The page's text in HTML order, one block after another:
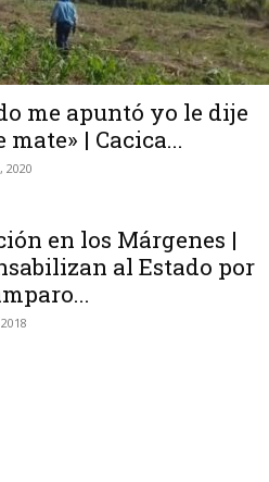
me apuntó yo le dije
mate» | Cacica...
2020
en los Márgenes |
al Estado por